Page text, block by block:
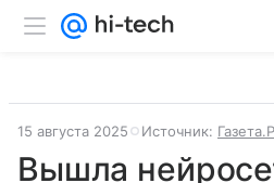
15 августа 2025 Источник:
Вышла